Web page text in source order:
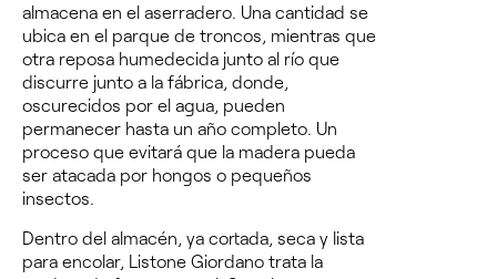
almacena en el aserradero. Una cantidad se
ubica en el parque de troncos, mientras que
otra reposa humedecida junto al río que
discurre junto a la fábrica, donde,
oscurecidos por el agua, pueden
permanecer hasta un año completo. Un
proceso que evitará que la madera pueda
ser atacada por hongos o pequeños
insectos.
Dentro del almacén, ya cortada, seca y lista
para encolar, Listone Giordano trata la